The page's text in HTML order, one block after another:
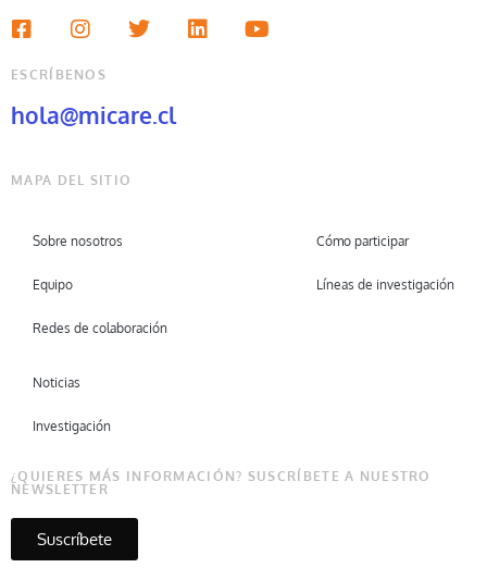
ESCRÍBENOS
hola@micare.cl
MAPA DEL SITIO
Sobre nosotros
Equipo
Redes de colaboración
Cómo participar
Líneas de investigación
Noticias
Investigación
¿QUIERES MÁS INFORMACIÓN? SUSCRÍBETE A NUESTRO
NEWSLETTER
Suscríbete